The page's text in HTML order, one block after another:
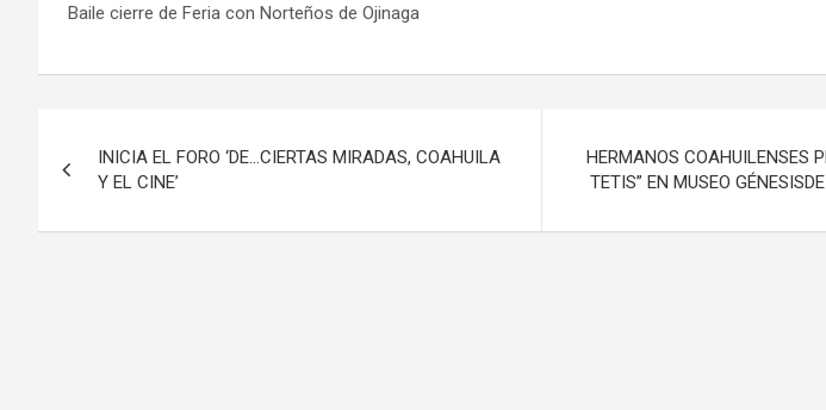
Baile cierre de Feria con Norteños de Ojinaga
de
entradas
INICIA EL FORO ‘DE…CIERTAS MIRADAS, COAHUILA
Y EL CINE’
HERMANOS COAHUILENSES
TETIS” EN MUSEO